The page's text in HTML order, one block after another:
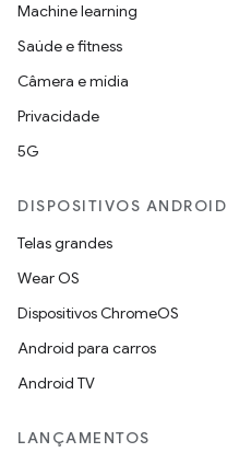
Machine learning
Saúde e fitness
Câmera e mídia
Privacidade
5G
DISPOSITIVOS ANDROID
Telas grandes
Wear OS
Dispositivos ChromeOS
Android para carros
Android TV
LANÇAMENTOS